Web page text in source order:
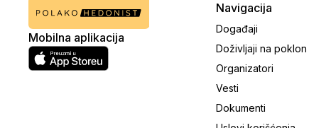
Mobilna aplikacija
Navigacija
Događaji
Doživljaji na poklon
Organizatori
Vesti
Dokumenti